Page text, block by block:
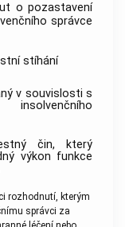
o pozastavení
správce
stíhání
v souvislosti s
insolvenčního
čin, který
výkon funkce
rozhodnutí, kterým
správci za